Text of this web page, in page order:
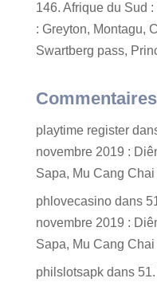
146. Afrique du Sud
: Greyton, Montagu,
Swartberg pass,
playtime register
novembre 2019 :
Sapa, Mu Cang Chai
phlovecasinodans
novembre 2019 :
Sapa, Mu Cang Chai
philslotsapkdans